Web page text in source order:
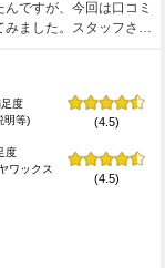
ですが、今回は口コミ
ました。スタッフさん
てもらいました。次回
度
明等)
(4.5)
度
ワックス
(4.5)